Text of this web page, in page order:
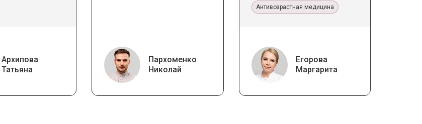
Архипова
Татьяна
Пархоменко
Николай
эстетической медицине
Антивозрастная медицина
Егорова
Маргарита